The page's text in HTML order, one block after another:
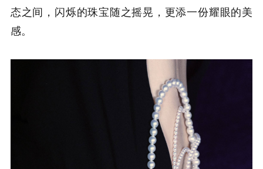
态之间，闪烁的珠宝随之摇晃，更添一份耀眼的美
感。